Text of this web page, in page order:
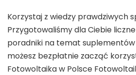
Korzystaj z wiedzy prawdziwych
Przygotowaliśmy dla Ciebie
poradniki na temat suplementów
możesz bezpłatnie zacząć
Fotowoltaika w Polsce